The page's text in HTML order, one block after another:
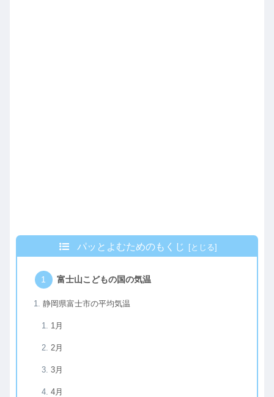
パッとよむためのもくじ
富士山こどもの国の気温
静岡県富士市の平均気温
1月
2月
3月
4月